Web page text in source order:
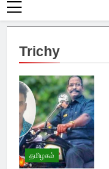
Trichy
தமிழகம்